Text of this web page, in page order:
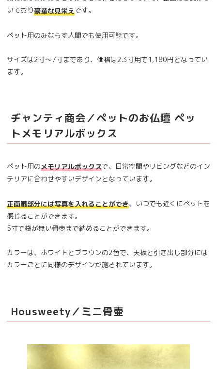
いており豪華な見栄えです。
ペット用のみならず人間でも使用可能です。
サイズは2寸～7寸まであり、価格は2.3寸用で1,180円となってい
ます。
ヂャンティ商会／ペットのお仏壇 ペッ
トメモリアルボックス
ペット用のメモリアルボックスで、日常空間やリビングなどのイン
テリアに合わせやすいデザインとなっています。
正面扉部分には写真を入れることができ、いつでも近くにペットを
感じることができます。
5寸で袋が無い骨壺まで納めることができます。
カラーは、ホワイトとブラウンの2色で、天板と引き出し部分には
カラーごとに同様のデザインが施されています。
Housweety／ミニ骨壷